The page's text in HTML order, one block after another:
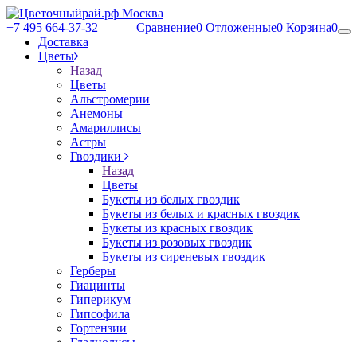
+7 495 664-37-32 Сравнение0 Отложенные0 Корзина0
Доставка
Цветы
Назад
Цветы
Альстромерии
Анемоны
Амариллисы
Астры
Гвоздики
Назад
Цветы
Букеты из белых гвоздик
Букеты из белых и красных гвоздик
Букеты из красных гвоздик
Букеты из розовых гвоздик
Букеты из сиреневых гвоздик
Герберы
Гиацинты
Гиперикум
Гипсофила
Гортензии